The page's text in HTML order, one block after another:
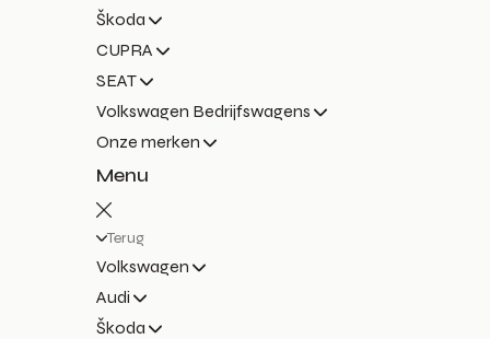
Škoda
CUPRA
SEAT
Volkswagen Bedrijfswagens
Onze merken
Menu
Terug
Volkswagen
Audi
Škoda